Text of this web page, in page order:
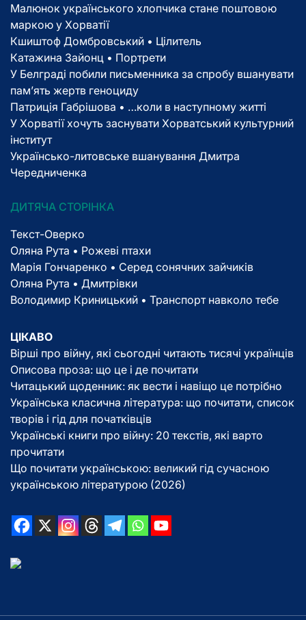
Малюнок українського хлопчика стане поштовою
маркою у Хорватії
Кшиштоф Домбровський • Цілитель
Катажина Зайонц • Портрети
У Белграді побили письменника за спробу вшанувати
пам’ять жертв геноциду
Патриція Габрішова • …коли в наступному житті
У Хорватії хочуть заснувати Хорватський культурний
інститут
Українсько-литовське вшанування Дмитра
Чередниченка
ДИТЯЧА СТОРІНКА
Текст-Оверко
Оляна Рута • Рожеві птахи
Марія Гончаренко • Серед сонячних зайчиків
Оляна Рута • Дмитрівки
Володимир Криницький • Транспорт навколо тебе
ЦІКАВО
Вірші про війну, які сьогодні читають тисячі українців
Описова проза: що це і де почитати
Читацький щоденник: як вести і навіщо це потрібно
Українська класична література: що почитати, список
творів і гід для початківців
Українські книги про війну: 20 текстів, які варто
прочитати
Що почитати українською: великий гід сучасною
українською літературою (2026)